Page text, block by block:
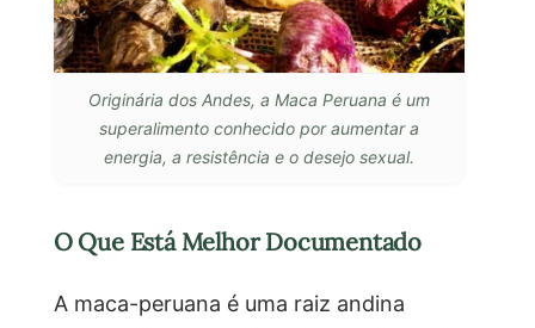
Originária dos Andes, a Maca Peruana é um
superalimento conhecido por aumentar a
energia, a resistência e o desejo sexual.
O Que Está Melhor Documentado
A maca-peruana é uma raiz andina